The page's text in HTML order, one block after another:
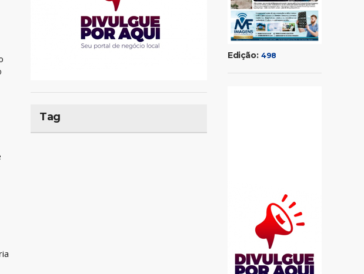
Tag
Edição: 498